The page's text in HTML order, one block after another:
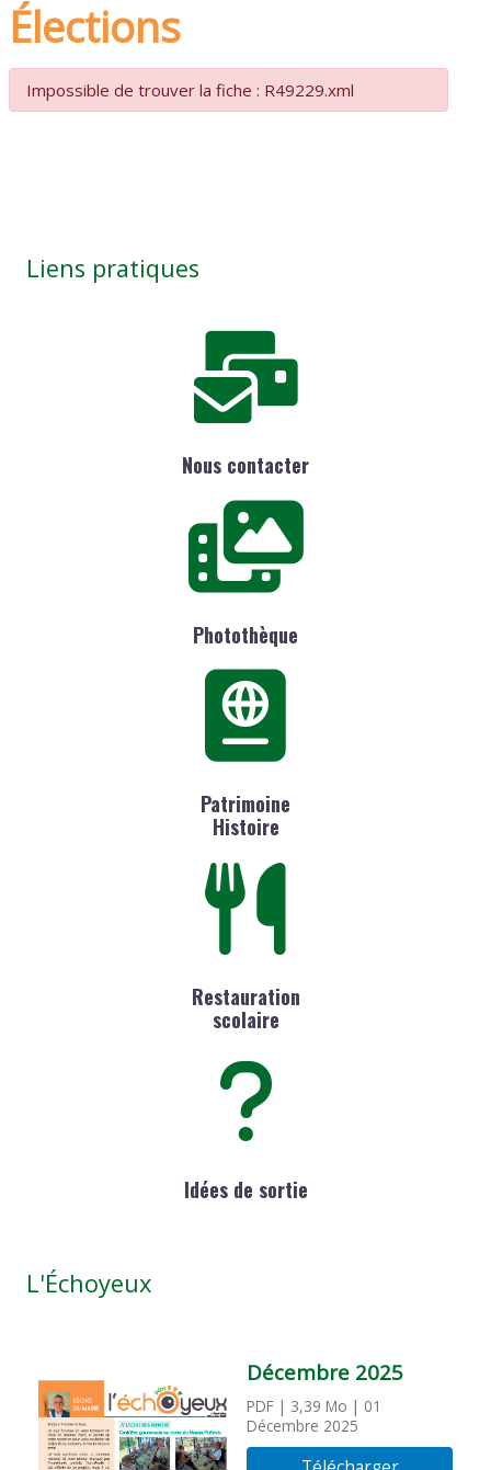
Élections
Impossible de trouver la fiche : R49229.xml
Liens pratiques
Nous contacter
Photothèque
Patrimoine
Histoire
Restauration
scolaire
Idées de sortie
L'Échoyeux
Décembre 2025
PDF | 3,39 Mo | 01
Décembre 2025